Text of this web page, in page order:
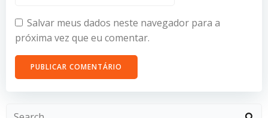
Salvar meus dados neste navegador para a
próxima vez que eu comentar.
Search